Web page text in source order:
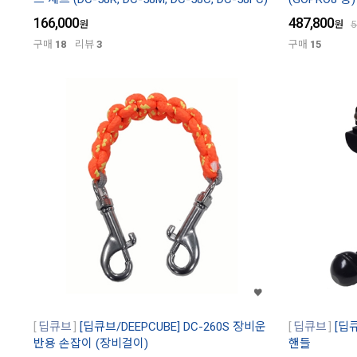
166,000원
구매 18 리뷰 3
487,800원
구매 15
딥큐브
[딥큐브/DEEPCUBE] DC-260S 장비운
반용 손잡이 (장비걸이)
딥큐브
[딥
핸들